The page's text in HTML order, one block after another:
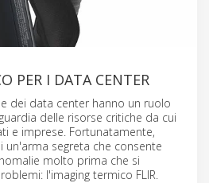
PER I DATA CENTER
dei data center hanno un ruolo
delle risorse critiche da cui
e imprese. Fortunatamente,
segreta che consente
molto prima che si
l'imaging termico FLIR.